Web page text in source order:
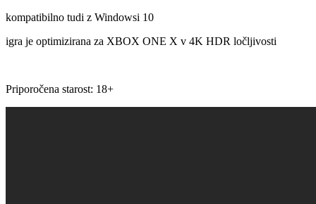
kompatibilno tudi z Windowsi 10
igra je optimizirana za XBOX ONE X v 4K HDR ločljivosti
Priporočena starost: 18+